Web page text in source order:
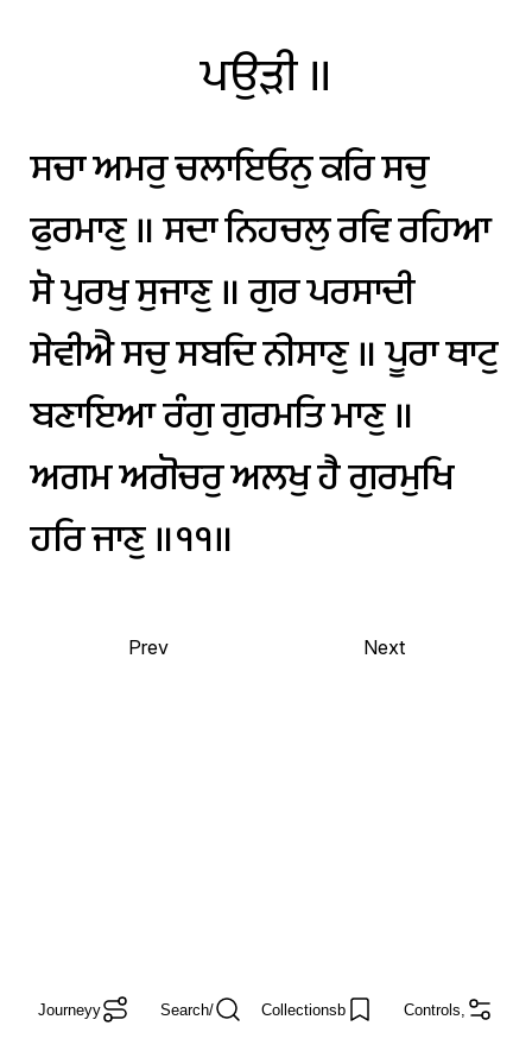
ਪਉੜੀ॥
ਸਚਾਅਮਰੁਚਲਾਇਓਨੁਕਰਿਸਚੁ
ਫੁਰਮਾਣੁ॥ਸਦਾਨਿਹਚਲੁਰਵਿਰਹਿਆ
ਸੋਪੁਰਖੁਸੁਜਾਣੁ॥ਗੁਰਪਰਸਾਦੀ
ਸੇਵੀਐਸਚੁਸਬਦਿਨੀਸਾਣੁ॥ਪੂਰਾਥਾਟੁ
ਬਣਾਇਆਰੰਗੁਗੁਰਮਤਿਮਾਣੁ॥
ਅਗਮਅਗੋਚਰੁਅਲਖੁਹੈਗੁਰਮੁਖਿ
ਹਰਿਜਾਣੁ॥੧੧॥
Prev Next
Journeyy Search/ Collectionsb Controls